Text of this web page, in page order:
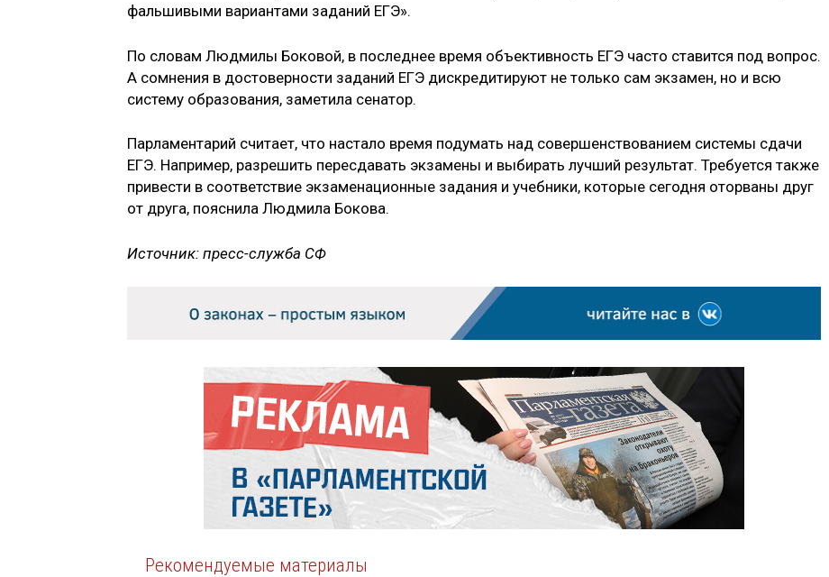
фальшивыми вариантами заданий ЕГЭ».
По словам Людмилы Боковой, в последнее время объективность ЕГЭ часто ставится под вопрос.
А сомнения в достоверности заданий ЕГЭ дискредитируют не только сам экзамен, но и всю
систему образования, заметила сенатор.
Парламентарий считает, что настало время подумать над совершенствованием системы сдачи
ЕГЭ. Например, разрешить пересдавать экзамены и выбирать лучший результат. Требуется также
привести в соответствие экзаменационные задания и учебники, которые сегодня оторваны друг
от друга, пояснила Людмила Бокова.
Источник: пресс-служба СФ
Рекомендуемые материалы